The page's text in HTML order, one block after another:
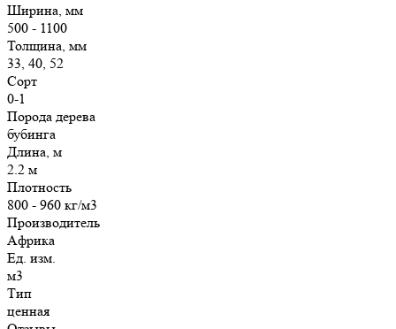
Ширина, мм
500 - 1100
Толщина, мм
33, 40, 52
Сорт
0-1
Порода дерева
бубинга
Длина, м
2.2 м
Плотность
800 - 960 кг/м3
Производитель
Aфрика
Ед. изм.
м3
Тип
ценная